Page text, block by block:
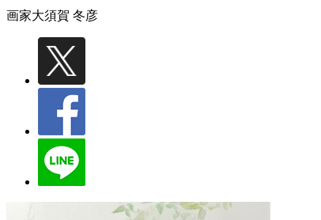
画家大須賀 冬彦